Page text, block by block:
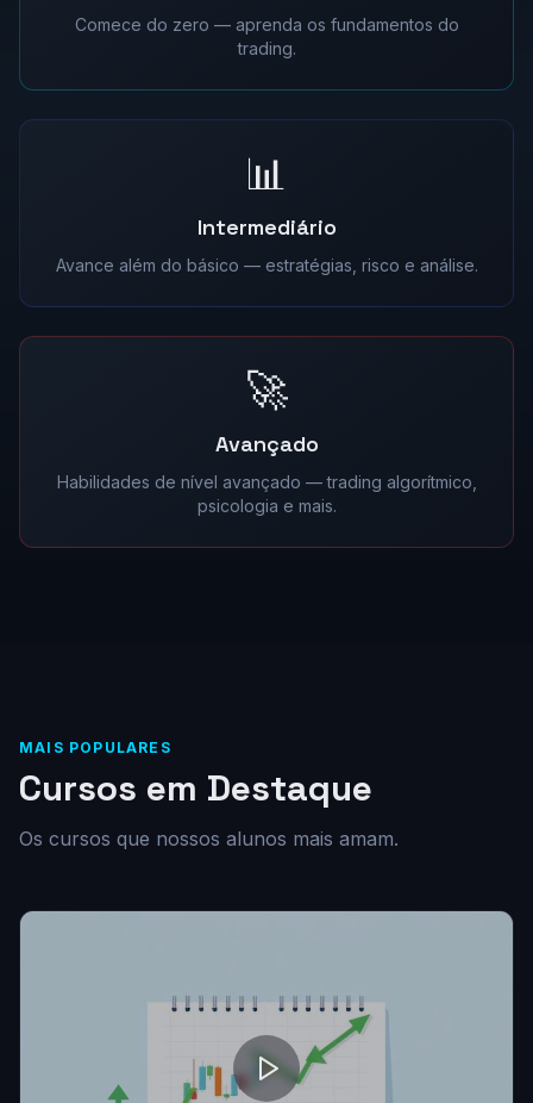
Comece do zero — aprenda os fundamentos do
trading.
📊
Intermediário
Avance além do básico — estratégias, risco e análise.
🚀
Avançado
Habilidades de nível avançado — trading algorítmico,
psicologia e mais.
MAIS POPULARES
Cursos em Destaque
Os cursos que nossos alunos mais amam.